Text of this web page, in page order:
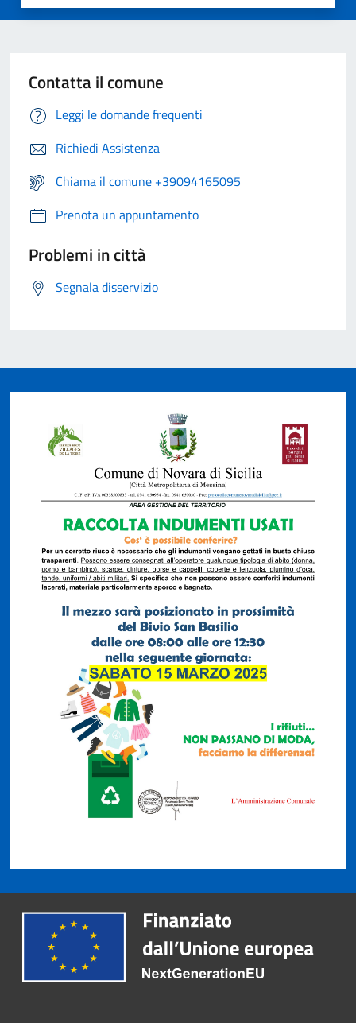
Contatta il comune
Leggi le domande frequenti
Richiedi Assistenza
Chiama il comune +39094165095
Prenota un appuntamento
Problemi in città
Segnala disservizio